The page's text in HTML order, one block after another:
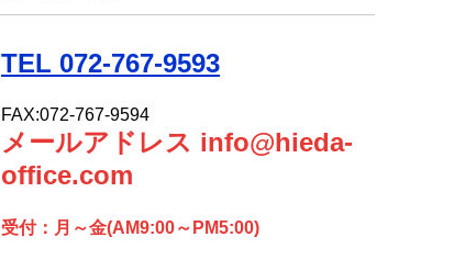
TEL 072-767-9593
FAX:072-767-9594
メールアドレス info@hieda-
office.com
受付：月～金(AM9:00～PM5:00)